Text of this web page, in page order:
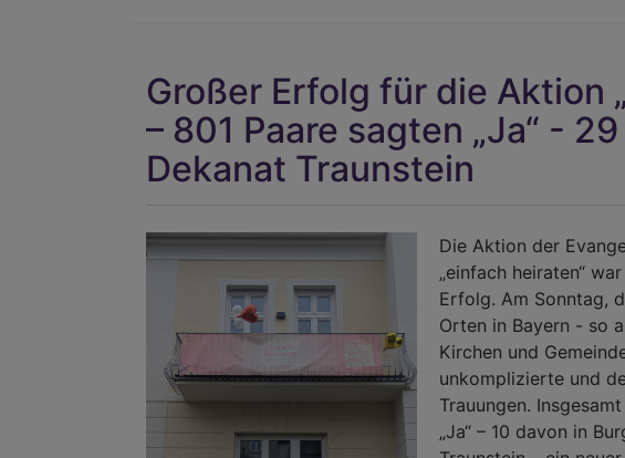
Großer Erfolg für die Aktion
– 801 Paare sagten „Ja“ -
Dekanat Traunstein
Die Aktion der
„einfach heiraten“
Erfolg. Am Sonntag,
Orten in Bayern - so
Kirchen und
unkomplizierte und
Trauungen.
„Ja“ – 10 davon in